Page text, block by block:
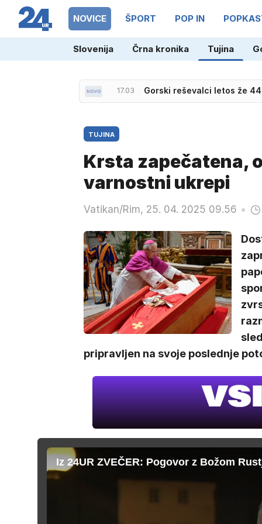
NOVICE ŠPORT POP IN
Slovenija Črna kronika Tujina
17.03 Gorski reševalci letos že
16.41 Moderna začela prvo fazo
TUJINA
Krsta zapečatena,
varnostni ukrepi
Vatikan/Rim, 25. 04. 2025 09.56
pripravljen na svoje poslednje
Iz 24UR ZVEČER: Pogovor z Božom